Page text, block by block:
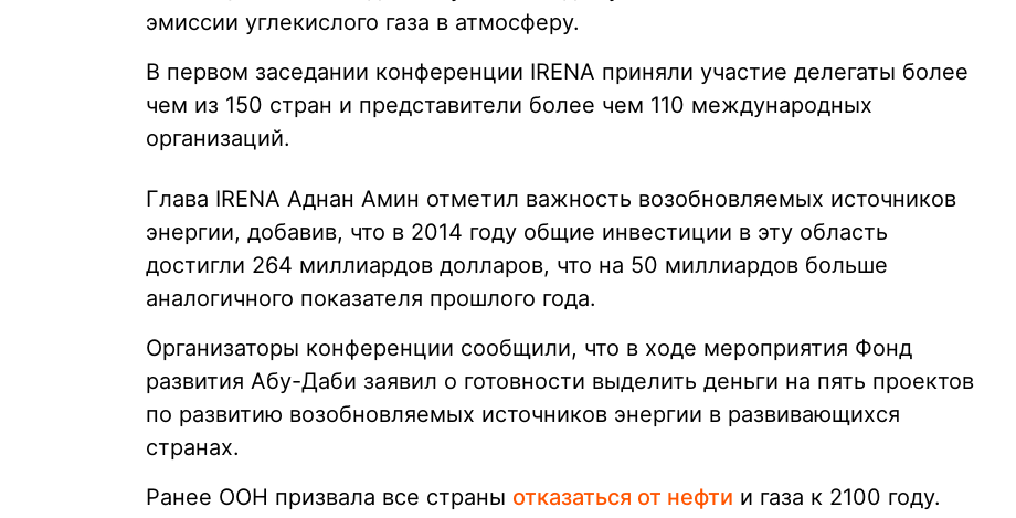
эмиссии углекислого газа в атмосферу.
В первом заседании конференции IRENA приняли участие делегаты более
чем из 150 стран и представители более чем 110 международных
организаций.
Глава IRENA Аднан Амин отметил важность возобновляемых источников
энергии, добавив, что в 2014 году общие инвестиции в эту область
достигли 264 миллиардов долларов, что на 50 миллиардов больше
аналогичного показателя прошлого года.
Организаторы конференции сообщили, что в ходе мероприятия Фонд
развития Абу-Даби заявил о готовности выделить деньги на пять проектов
по развитию возобновляемых источников энергии в развивающихся
странах.
Ранее ООН призвала все страны отказаться от нефти и газа к 2100 году.